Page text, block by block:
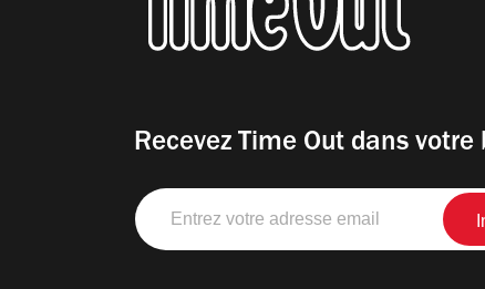
Recevez Time Out dans
Entrez
votre
adresse